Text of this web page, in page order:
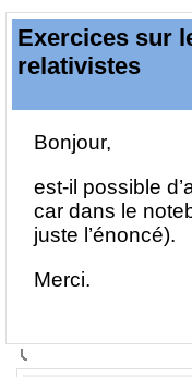
Exercices sur
relativistes
Bonjour,
est-il possible
car dans le
juste l’énoncé).
Merci.